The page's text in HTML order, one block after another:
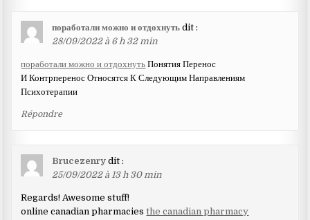
поработали можно и отдохнуть dit :
28/09/2022 à 6 h 32 min
поработали можно и отдохнуть Понятия Перенос
И Контрперенос Относятся К Следующим Направлениям
Психотерапии
Répondre
Brucezenry dit :
25/09/2022 à 13 h 30 min
Regards! Awesome stuff!
online canadian pharmaciesthe canadian pharmacy